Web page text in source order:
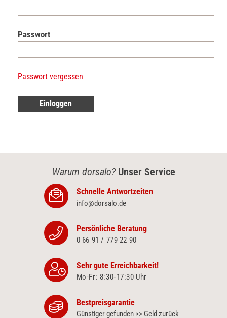
Passwort
Passwort vergessen
Warum dorsalo? Unser Service
Schnelle Antwortzeiten
info@dorsalo.de
Persönliche Beratung
0 66 91 / 779 22 90
Sehr gute Erreichbarkeit!
Mo-Fr: 8:30‑17:30 Uhr
Bestpreisgarantie
Günstiger gefunden >> Geld zurück